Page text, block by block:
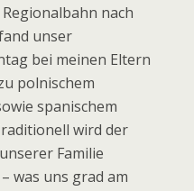
nach
unser
bei meinen Eltern
polnischem
spanischem
wird der
Familie
was uns grad am